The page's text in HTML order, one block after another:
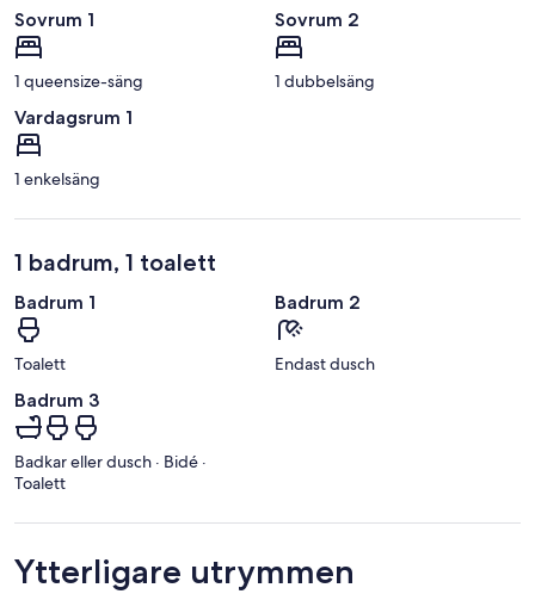
Sovrum 1
1 queensize-säng
Sovrum 2
1 dubbelsäng
Vardagsrum 1
1 enkelsäng
1 badrum, 1 toalett
Badrum 1
Toalett
Badrum 2
Endast dusch
Badrum 3
Badkar eller dusch · Bidé ·
Toalett
Ytterligare utrymmen